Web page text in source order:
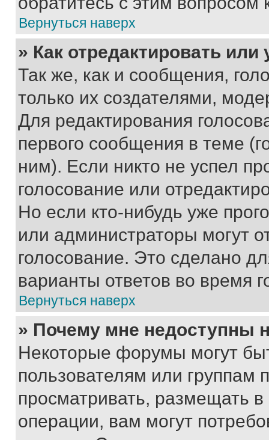
Вернуться наверх
» Как отредактировать
Так же, как и сообщения,
только их создателями,
Для редактирования
первого сообщения в теме
ним). Если никто не успел
голосование или
Но если кто-нибудь уже
или администраторы могут
голосование. Это сделано
варианты ответов во время
Вернуться наверх
» Почему мне недоступны
Некоторые форумы могут
пользователям или группам
просматривать, размещать
операции, вам могут